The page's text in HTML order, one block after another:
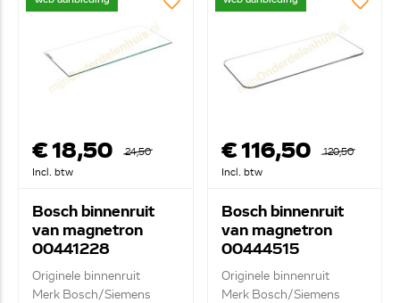
€ 18,50
24,50
Incl. btw
Bosch binnenruit
van magnetron
00441228
Originele binnenruit
Merk Bosch/Siemens
€ 116,50
120,50
Incl. btw
Bosch binnenruit
van magnetron
00444515
Originele binnenruit
Merk Bosch/Siemens